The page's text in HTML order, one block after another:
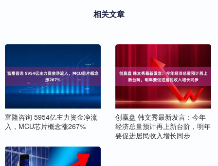
相关文章
富隆咨询 5954亿主力资金净流
入，MCU芯片概念涨267%
创赢盘 韩文秀最新发言：今年
经济总量预计再上新台阶，明年
要促进居民收入增长同步